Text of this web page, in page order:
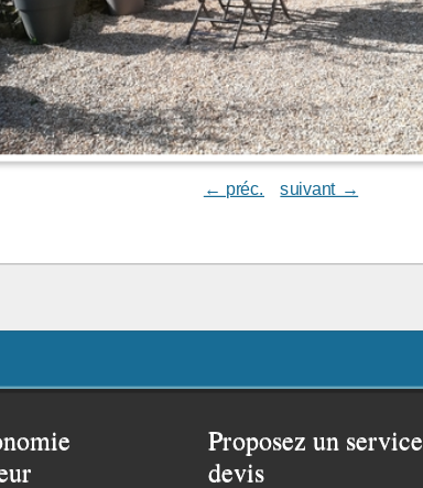
← préc. suivant →
Proposez un service
devis